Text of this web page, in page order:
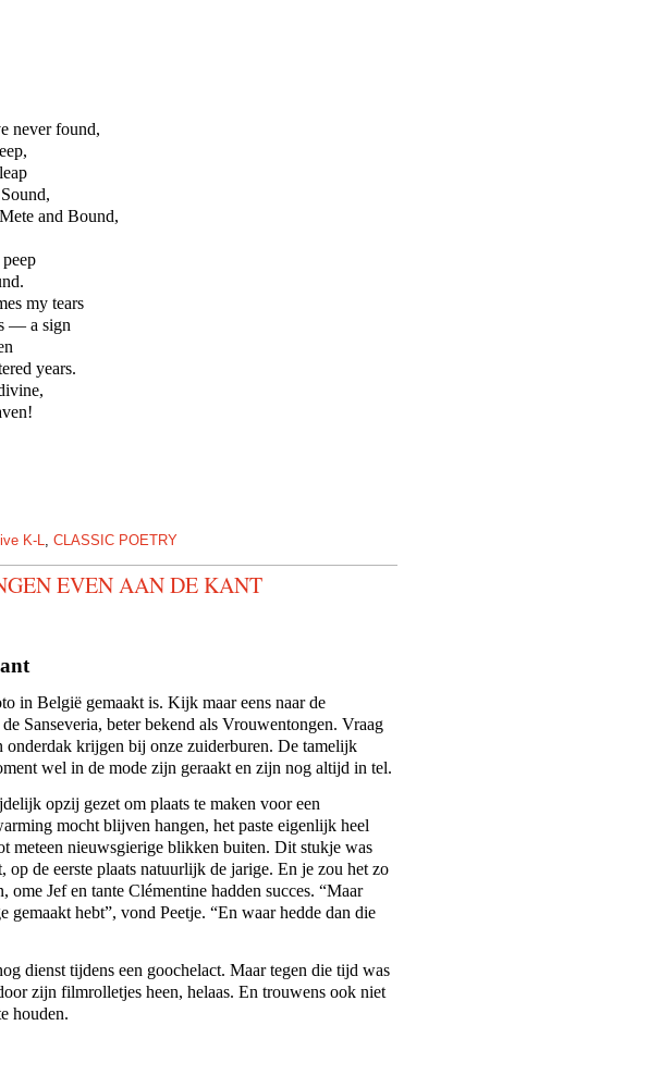
never found,
and Bound,
my tears
— a sign
years.
K-L CLASSIC POETRY
EVEN AAN DE KANT
in België gemaakt is. Kijk maar eens naar de
Sanseveria, beter bekend als Vrouwentongen. Vraag
krijgen bij onze zuiderburen. De tamelijk
wel in de mode zijn geraakt en zijn nog altijd in tel.
opzij gezet om plaats te maken voor een
mocht blijven hangen, het paste eigenlijk heel
meteen nieuwsgierige blikken buiten. Dit stukje was
op de eerste plaats natuurlijk de jarige. En je zou het zo
ome Jef en tante Clémentine hadden succes. “Maar
gemaakt hebt”, vond Peetje. “En waar hedde dan die
dienst tijdens een goochelact. Maar tegen die tijd was
zijn filmrolletjes heen, helaas. En trouwens ook niet
houden.